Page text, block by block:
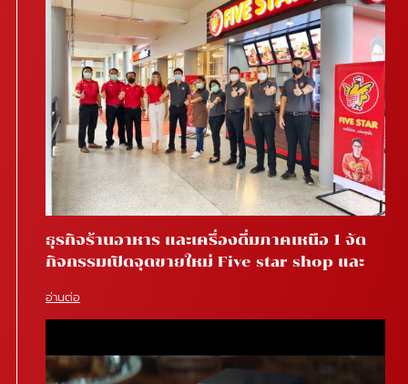
ธุรกิจร้านอาหาร และเครื่องดื่มภาคเหนือ 1 จัด
กิจกรรมเปิดจุดขายใหม่ Five star shop และ
อ่านต่อ